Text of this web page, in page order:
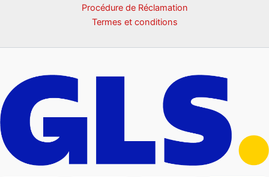
Procédure de Réclamation
Termes et conditions